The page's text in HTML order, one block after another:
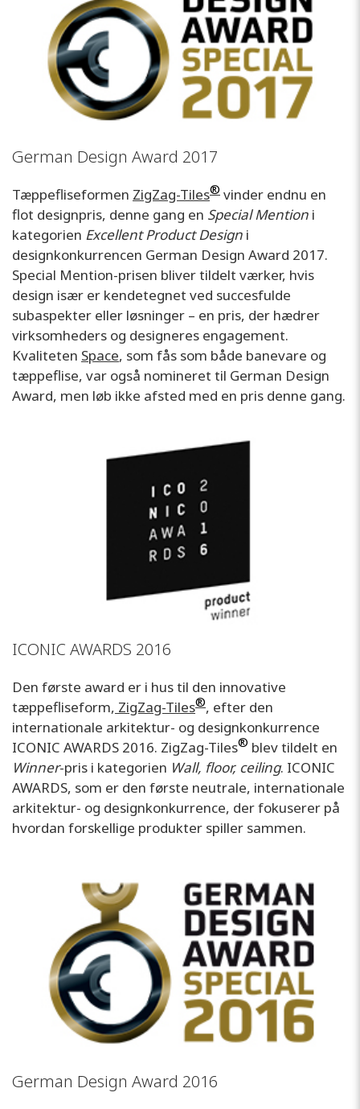
German Design Award 2017
Tæppefliseformen ZigZag-Tiles® vinder endnu en
flot designpris, denne gang en Special Mention i
kategorien Excellent Product Design i
designkonkurrencen German Design Award 2017.
Special Mention-prisen bliver tildelt værker, hvis
design især er kendetegnet ved succesfulde
subaspekter eller løsninger – en pris, der hædrer
virksomheders og designeres engagement.
Kvaliteten Space, som fås som både banevare og
tæppeflise, var også nomineret til German Design
Award, men løb ikke afsted med en pris denne gang.
ICONIC AWARDS 2016
Den første award er i hus til den innovative
tæppefliseform, ZigZag-Tiles®, efter den
internationale arkitektur- og designkonkurrence
ICONIC AWARDS 2016. ZigZag-Tiles® blev tildelt en
Winner-pris i kategorien Wall, floor, ceiling. ICONIC
AWARDS, som er den første neutrale, internationale
arkitektur- og designkonkurrence, der fokuserer på
hvordan forskellige produkter spiller sammen.
German Design Award 2016